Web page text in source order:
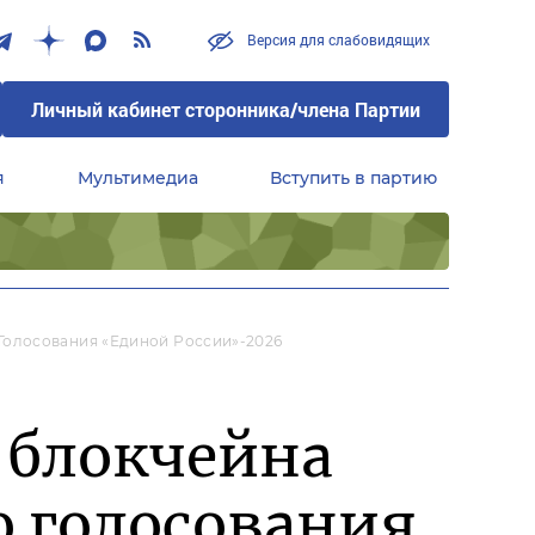
Версия для слабовидящих
Личный кабинет сторонника/члена Партии
Мультимедиа Вступить в партию
«Единой России»-2026